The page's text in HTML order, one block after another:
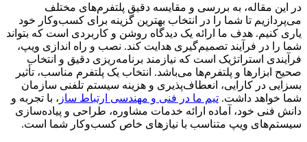
در این مقاله، به بررسی و مقایسه دقیق پلتفرم‌های مختلف
می‌پردازیم تا شما را در انتخاب بهترین گزینه برای کسب‌وکار خود
یاری کنیم. هدف ما ارائه یک دیدگاه روشن و کاربردی است که بتواند
شما را در فرآیند تصمیم‌گیری هدایت کند. نصب و راه اندازی ویپ،
فرآیندی استراتژیک است که نیازمند برنامه‌ریزی دقیق و انتخاب
صحیح ابزارها و پلتفرم‌ها می‌باشد. انتخاب یک پلتفرم مناسب، تأثیر
بسزایی در کارایی، انعطاف‌پذیری و هزینه سیستم تلفنی سازمان
شما خواهد داشت. تیم ما در فنی و مهندسی ارتباط ساز ، با تجربه و
دانش فنی خود، آماده ارائه خدمات مشاوره، طراحی و پیاده‌سازی
سیستم‌های ویپ متناسب با نیازهای خاص کسب‌وکار شما است.